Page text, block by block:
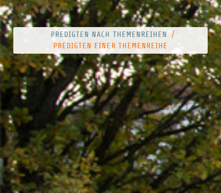
PREDIGTEN NACH THEMENREIHEN
/
PREDIGTEN EINER THEMENREIHE